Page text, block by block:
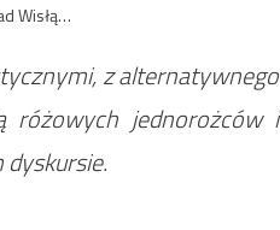
Wisłą…
z alternatywnego
różowych jednorożców i